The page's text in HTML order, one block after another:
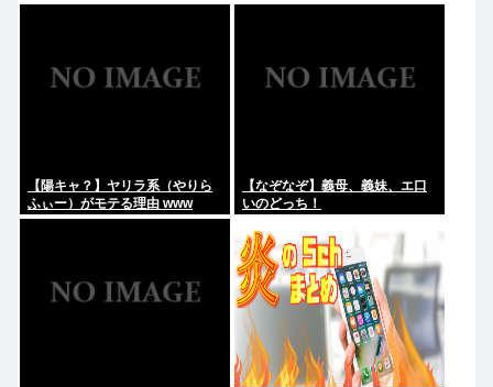
【陽キャ？】ヤリラ系（やりら
ふぃー）がモテる理由 www
【なぞなぞ】義母、義妹、エ口
いのどっち！